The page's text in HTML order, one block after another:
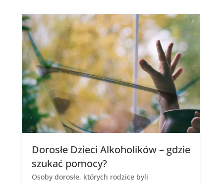
Dorosłe Dzieci Alkoholików – gdzie
szukać pomocy?
Osoby dorosłe, których rodzice byli